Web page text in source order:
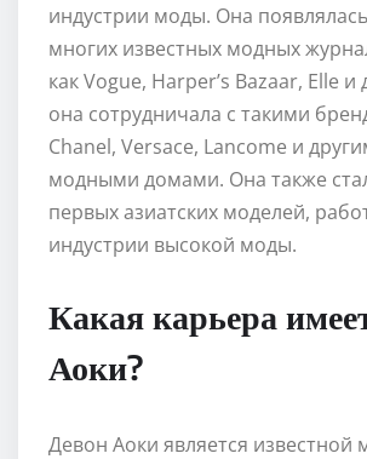
индустрии моды. Она
многих известных модных
как Vogue, Harper’s Bazaar, Elle и
она сотрудничала с такими
Chanel, Versace, Lancome и
модными домами. Она также
первых азиатских моделей,
индустрии высокой моды.
Какая карьера
Аоки?
Девон Аоки является известной